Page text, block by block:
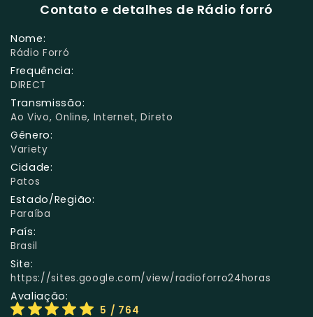
Contato e detalhes de Rádio forró
Nome:
Rádio Forró
Frequência:
DIRECT
Transmissão:
Ao Vivo, Online, Internet, Direto
Gênero:
Variety
Cidade:
Patos
Estado/Região:
Paraíba
País:
Brasil
Site:
https://sites.google.com/view/radioforro24horas
Avaliação:
5 / 764